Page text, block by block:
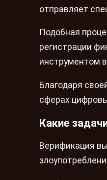
отправляет
Подобная
регистрации
инструментом
Благодаря
сферах
Какие
Верификация